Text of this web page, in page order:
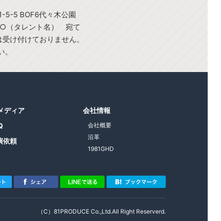
5-5 BOF6代々木公園
タレント名） 宛て
け付けておりません。
ディア
依頼
会社情報
会社概要
沿革
1981GHD
（C）81PRODUCE Co.,Ltd.All Right Reserverd.